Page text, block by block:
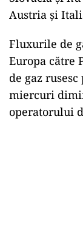
Austria și
Fluxurile de
Europa către
de gaz
miercuri
operatorului